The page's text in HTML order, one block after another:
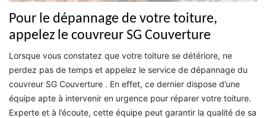
Pour le dépannage de votre toiture,
appelez le couvreur SG Couverture
Lorsque vous constatez que votre toiture se détériore, ne
perdez pas de temps et appelez le service de dépannage du
couvreur SG Couverture . En effet, ce dernier dispose d’une
équipe apte à intervenir en urgence pour réparer votre toiture.
Experte et à l’écoute, cette équipe peut garantir la qualité de sa